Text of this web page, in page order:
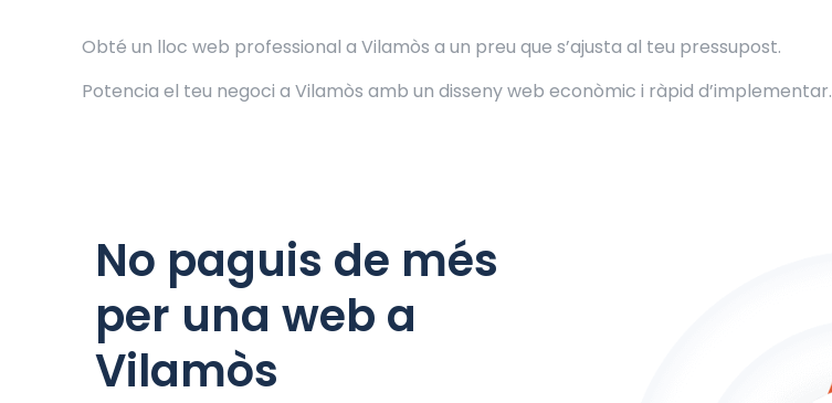
Obté un lloc web professional a Vilamòs a un preu que s’ajusta al teu pressupost.
Potencia el teu negoci a Vilamòs amb un disseny web econòmic i ràpid d’implementar.
No paguis de més
per una web a
Vilamòs